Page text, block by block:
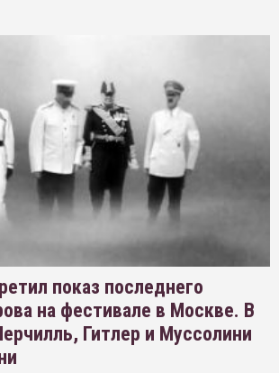
показ последнего
на фестивале в Москве. В
Гитлер и Муссолини